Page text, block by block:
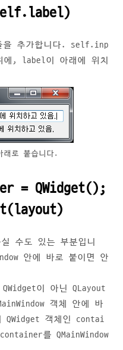
을 추가합니다. self.inp
, label이 아래에 위치
래로 붙습니다.
= QWidget();
수도 있는 부분입니
안에 바로 붙이면 안
이 아닌 QLayout
객체 안에 바
QWidget 객체인 contai
를 QMainWindow